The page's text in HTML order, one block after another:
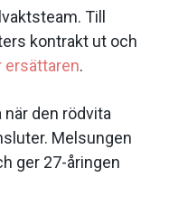
Till
kontrakt ut och
ersättaren.
den rödvita
Melsungen
ger 27-åringen